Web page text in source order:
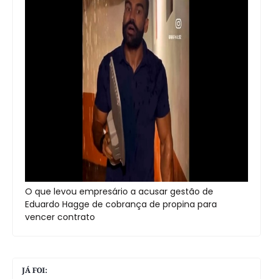
O que levou empresário a acusar gestão de
Eduardo Hagge de cobrança de propina para
vencer contrato
JÁ FOI: